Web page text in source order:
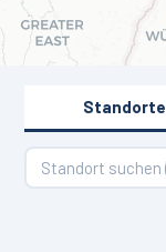
Standorte